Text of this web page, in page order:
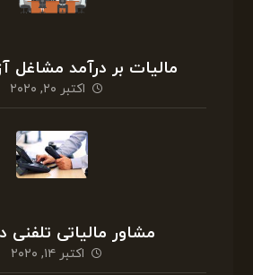
مالیات بر درآمد مشاغل
اکتبر ۲۰, ۲۰۲۰
مشاور مالیاتی تلفنی
اکتبر ۱۴, ۲۰۲۰